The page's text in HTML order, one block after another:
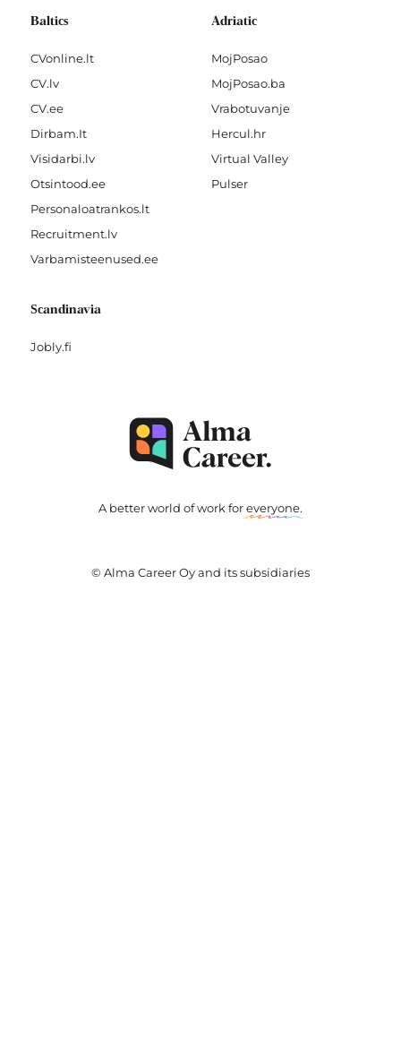
Baltics
CVonline.lt
CV.lv
CV.ee
Dirbam.It
Visidarbi.lv
Otsintood.ee
Personaloatrankos.lt
Recruitment.lv
Varbamisteenused.ee
Adriatic
MojPosao
MojPosao.ba
Vrabotuvanje
Hercul.hr
Virtual Valley
Pulser
Scandinavia
Jobly.fi
A better world of work foreveryone.
© Alma Career Oy and its subsidiaries